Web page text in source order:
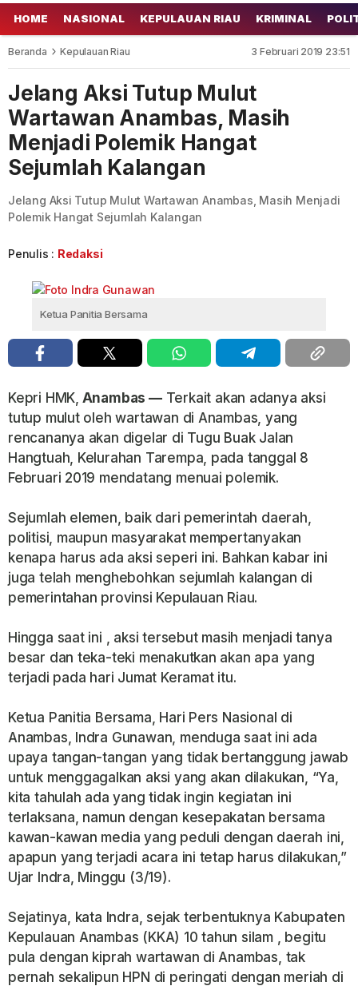
HOME NASIONAL KEPULAUAN RIAU KRIMINAL
Beranda Kepulauan Riau 3 Februari 2019 23:51
Jelang Aksi Tutup Mulut
Wartawan Anambas, Masih
Menjadi Polemik Hangat
Sejumlah Kalangan
Jelang Aksi Tutup Mulut Wartawan Anambas, Masih Menjadi
Polemik Hangat Sejumlah Kalangan
Penulis : Redaksi
Ketua Panitia Bersama
Kepri HMK, Anambas —Terkait akan adanya aksi
tutup mulut oleh wartawan di Anambas, yang
rencananya akan digelar di Tugu Buak Jalan
Hangtuah, Kelurahan Tarempa, pada tanggal 8
Februari 2019 mendatang menuai polemik.
Sejumlah elemen, baik dari pemerintah daerah,
politisi, maupun masyarakat mempertanyakan
kenapa harus ada aksi seperi ini. Bahkan kabar ini
juga telah menghebohkan sejumlah kalangan di
pemerintahan provinsi Kepulauan Riau.
Hingga saat ini , aksi tersebut masih menjadi tanya
besar dan teka-teki menakutkan akan apa yang
terjadi pada hari Jumat Keramat itu.
Ketua Panitia Bersama, Hari Pers Nasional di
Anambas, Indra Gunawan, menduga saat ini ada
upaya tangan-tangan yang tidak bertanggung jawab
untuk menggagalkan aksi yang akan dilakukan, “Ya,
kita tahulah ada yang tidak ingin kegiatan ini
terlaksana, namun dengan kesepakatan bersama
kawan-kawan media yang peduli dengan daerah ini,
apapun yang terjadi acara ini tetap harus dilakukan,”
Ujar Indra, Minggu (3/19).
Sejatinya, kata Indra, sejak terbentuknya Kabupaten
Kepulauan Anambas (KKA) 10 tahun silam , begitu
pula dengan kiprah wartawan di Anambas, tak
pernah sekalipun HPN di peringati dengan meriah di